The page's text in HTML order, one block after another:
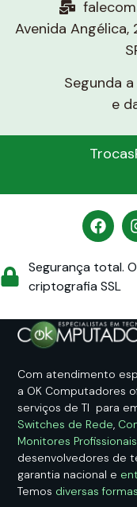
Avenida
Segunda
e
Trocas
Segurança total.
criptografia SSL
Com atendimento
a OK Computadores
serviços de TI para
Switches de Rede,
Monitores Profissionais
desenvolvedores de
garantia nacional e
Temos diversas